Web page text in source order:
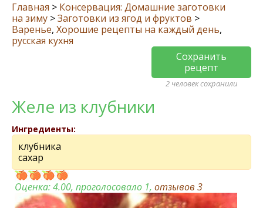
Главная > Консервация: Домашние заготовки
на зиму >Заготовки из ягод и фруктов >
Варенье, Хорошие рецепты на каждый день,
русская кухня
Сохранить
рецепт
2 человек сохранили
Желе из клубники
Ингредиенты:
клубника
сахар
Оценка:4.00, проголосовало 1, отзывов 3